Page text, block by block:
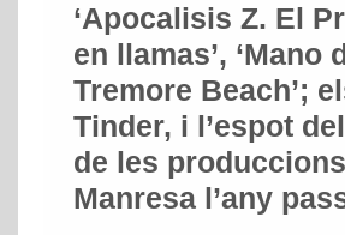
‘Apocalisis Z. El
en llamas’, ‘Mano
Tremore Beach’;
Tinder, i l’espot
de les
Manresa l’any